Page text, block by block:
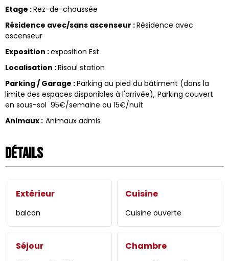
Etage :Rez-de-chaussée
Résidence avec/sans ascenseur :Résidence avec
ascenseur
Exposition :exposition Est
Localisation :Risoul station
Parking / Garage :Parking au pied du bâtiment (dans la
limite des espaces disponibles à l'arrivée) Parking couvert
en sous-sol 95€/semaine ou 15€/nuit
Animaux : Animaux admis
Détails
Extérieur
balcon
Cuisine
Cuisine ouverte
Séjour Chambre